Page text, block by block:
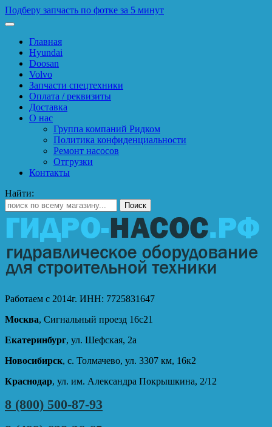
Подберу запчасть по фотке за 5 минут
Главная
Hyundai
Doosan
Volvo
Запчасти спецтехники
Оплата / реквизиты
Доставка
О нас
Группа компаний Ридком
Политика конфиденциальности
Ремонт насосов
Отгрузки
Контакты
Найти:
Работаем с 2014г. ИНН: 7725831647
Москва, Сигнальный проезд 16с21
Екатеринбург, ул. Шефская, 2а
Новосибирск, с. Толмачево, ул. 3307 км, 16к2
Краснодар, ул. им. Александра Покрышкина, 2/12
8 (800) 500-87-93